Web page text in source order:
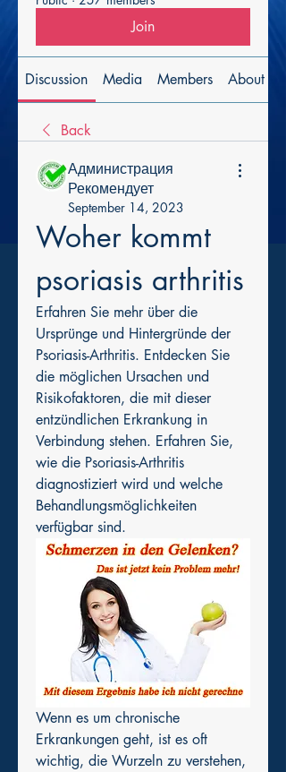
Join
Discussion Media Members About
Back
Администрация
Рекомендует
September 14, 2023
Woher kommt
psoriasis arthritis
Erfahren Sie mehr über die
Ursprünge und Hintergründe der
Psoriasis-Arthritis. Entdecken Sie
die möglichen Ursachen und
Risikofaktoren, die mit dieser
entzündlichen Erkrankung in
Verbindung stehen. Erfahren Sie,
wie die Psoriasis-Arthritis
diagnostiziert wird und welche
Behandlungsmöglichkeiten
verfügbar sind.
Wenn es um chronische
Erkrankungen geht, ist es oft
wichtig, die Wurzeln zu verstehen,